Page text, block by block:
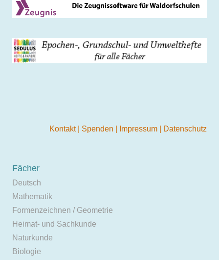
Kontakt Spenden Impressum Datenschutz
Fächer
Deutsch
Mathematik
Formenzeichnen / Geometrie
Heimat- und Sachkunde
Naturkunde
Biologie